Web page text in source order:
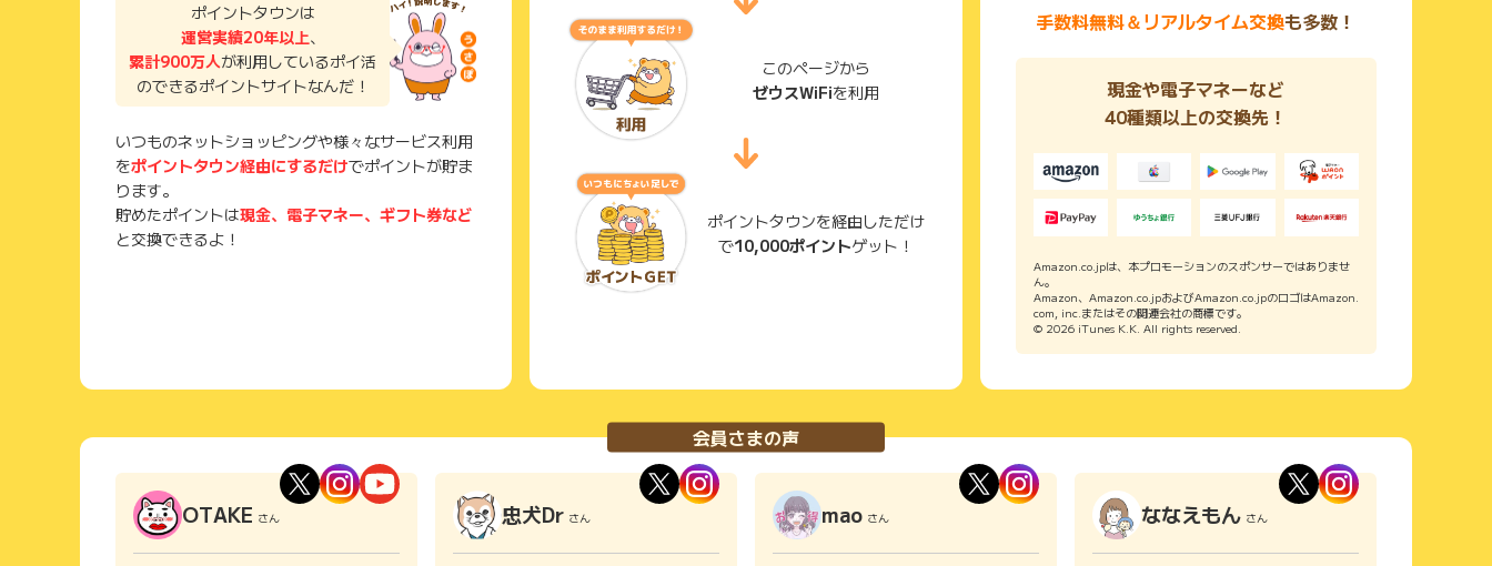
ポイントタウンは
運営実績20年以上、
累計900万人が利用しているポイ活
のできるポイントサイトなんだ！
いつものネットショッピングや様々なサービス利用
をポイントタウン経由にするだけでポイントが貯ま
ります。
貯めたポイントは現金、電子マネー、ギフト券など
と交換できるよ！
このページから
ゼウスWiFiを利用
ポイントタウンを経由しただけ
で10,000ポイントゲット！
手数料無料＆リアルタイム交換も多数！
現金や電子マネーなど
40種類以上の交換先！
Amazon.co.jpは、本プロモーションのスポンサーではありませ
ん。
Amazon、Amazon.co.jpおよびAmazon.co.jpのロゴはAmazon.
com, inc.またはその関連会社の商標です。
© 2026 iTunes K.K. All rights reserved.
会員さまの声
OTAKE さん 忠犬Dr さん mao さん ななえもん さん